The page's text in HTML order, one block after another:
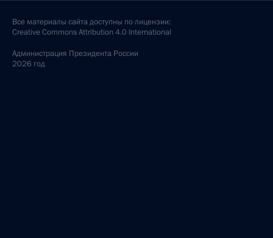
Все материалы сайта доступны по лицензии:
Creative Commons Attribution 4.0 International
Администрация Президента России
2026 год